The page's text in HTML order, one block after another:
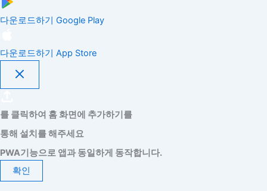
다운로드하기 Google Play
다운로드하기 App Store
를 클릭하여 홈 화면에 추가하기를
통해 설치를 해주세요
PWA기능으로 앱과 동일하게 동작합니다.
확인